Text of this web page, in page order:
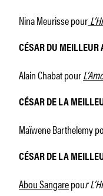
Nina Meurisse pour
CÉSAR DU MEILLEUR
Alain Chabat pour
CÉSAR DE LA
Maïwene Barthelemy
CÉSAR DE LA
Abou Sangarepour